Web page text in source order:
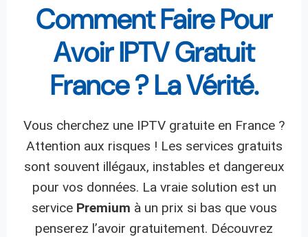
Comment Faire Pour
Avoir IPTV Gratuit
France ? La Vérité.
Vous cherchez une IPTV gratuite en France ?
Attention aux risques ! Les services gratuits
sont souvent illégaux, instables et dangereux
pour vos données. La vraie solution est un
service Premium à un prix si bas que vous
penserez l’avoir gratuitement. Découvrez